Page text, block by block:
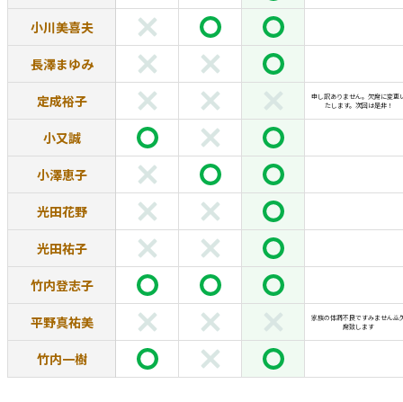
小川美喜夫
長澤まゆみ
定成裕子
申し訳ありません。欠席に変更
たします。次回は是非！
小又誠
小澤恵子
光田花野
光田祐子
竹内登志子
平野真祐美
家族の体調不良ですみません🙇
席致します
竹内一樹